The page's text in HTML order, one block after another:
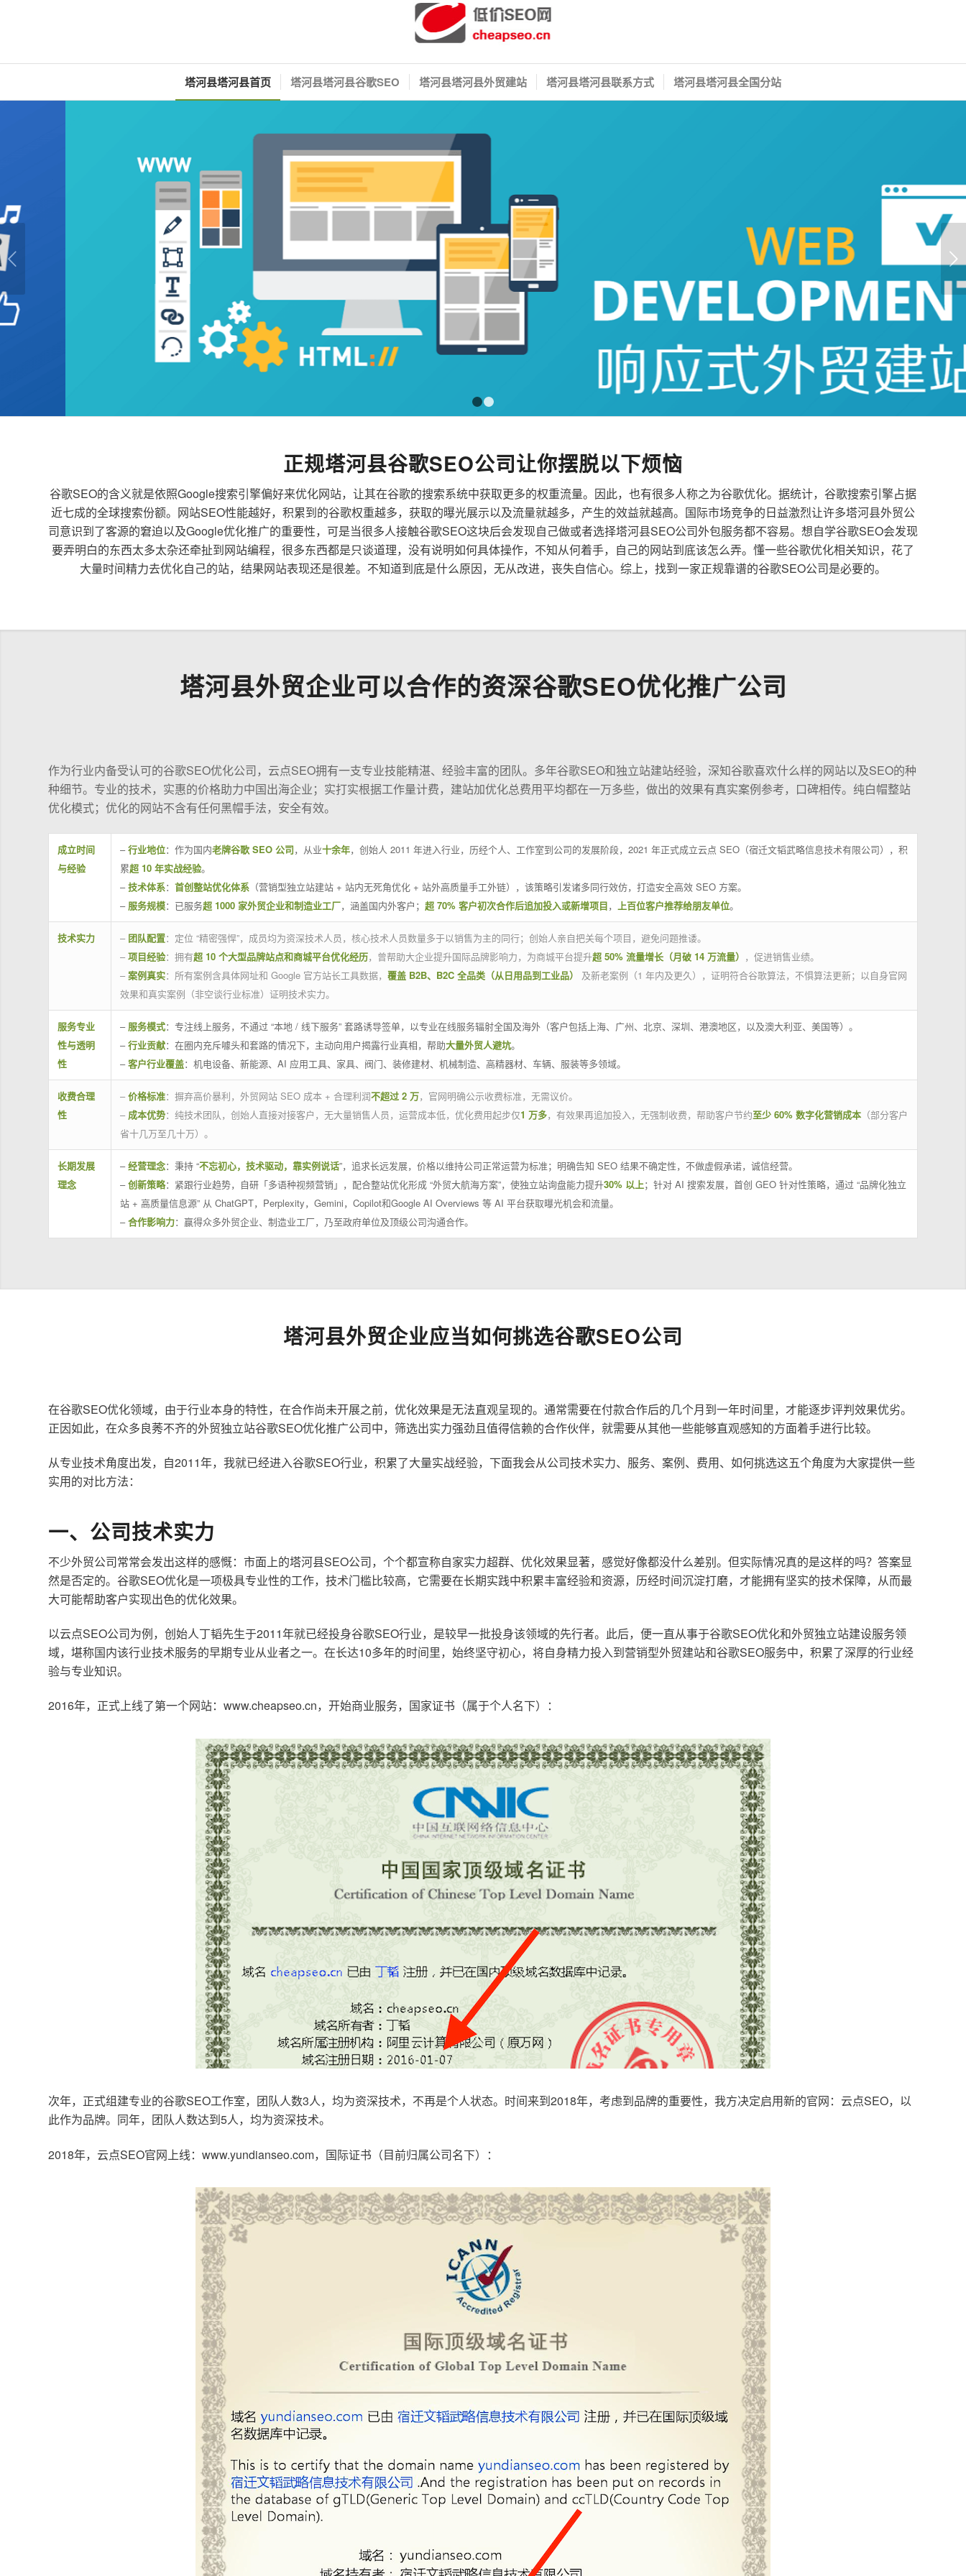
塔河县塔河县首页 塔河县塔河县谷歌SEO 塔河县塔河县外贸建站 塔河县塔河县联系方式 塔河县塔河县全国分站
下一页
正规塔河县谷歌SEO公司让你摆脱以下烦恼
谷歌SEO的含义就是依照Google搜索引擎偏好来优化网站，让其在谷歌的搜索系统中获取更多的权重流量。因此，也有很多人称之为谷歌优化。据统计，谷歌搜索引擎占据
近七成的全球搜索份额。网站SEO性能越好，积累到的谷歌权重越多，获取的曝光展示以及流量就越多，产生的效益就越高。国际市场竞争的日益激烈让许多塔河县外贸公
司意识到了客源的窘迫以及Google优化推广的重要性，可是当很多人接触谷歌SEO这块后会发现自己做或者选择塔河县SEO公司外包服务都不容易。想自学谷歌SEO会发现
要弄明白的东西太多太杂还牵扯到网站编程，很多东西都是只谈道理，没有说明如何具体操作，不知从何着手，自己的网站到底该怎么弄。懂一些谷歌优化相关知识，花了
大量时间精力去优化自己的站，结果网站表现还是很差。不知道到底是什么原因，无从改进，丧失自信心。综上，找到一家正规靠谱的谷歌SEO公司是必要的。
塔河县外贸企业可以合作的资深谷歌SEO优化推广公司
作为行业内备受认可的谷歌SEO优化公司，云点SEO拥有一支专业技能精湛、经验丰富的团队。多年谷歌SEO和独立站建站经验，深知谷歌喜欢什么样的网站以及SEO的种
种细节。专业的技术，实惠的价格助力中国出海企业；实打实根据工作量计费，建站加优化总费用平均都在一万多些，做出的效果有真实案例参考，口碑相传。纯白帽整站
优化模式；优化的网站不含有任何黑帽手法，安全有效。
成立时间
与经验
–行业地位：作为国内老牌谷歌 SEO 公司，从业十余年，创始人 2011 年进入行业，历经个人、工作室到公司的发展阶段，2021 年正式成立云点 SEO（宿迁文韬武略信息技术有限公司），积
累超 10 年实战经验。
–技术体系： 首创整站优化体系 （营销型独立站建站 + 站内无死角优化 + 站外高质量手工外链），该策略引发诸多同行效仿，打造安全高效 SEO 方案。
– 服务规模：已服务超 1000 家外贸企业和制造业工厂，涵盖国内外客户； 超 70% 客户初次合作后追加投入或新增项目， 上百位客户推荐给朋友单位。
技术实力 – 团队配置：定位 “精密强悍”，成员均为资深技术人员，核心技术人员数量多于以销售为主的同行；创始人亲自把关每个项目，避免问题推诿。
– 项目经验：拥有超 10 个大型品牌站点和商城平台优化经历，曾帮助大企业提升国际品牌影响力，为商城平台提升超 50% 流量增长（月破 14 万流量） ，促进销售业绩。
– 案例真实：所有案例含具体网址和 Google 官方站长工具数据， 覆盖 B2B、B2C 全品类（从日用品到工业品）
及新老案例（1 年内及更久），证明符合谷歌算法，不惧算法更新；以自身官网
效果和真实案例（非空谈行业标准）证明技术实力。
服务专业
性与透明
性
– 服务模式：专注线上服务，不通过 “本地 / 线下服务” 套路诱导签单，以专业在线服务辐射全国及海外（客户包括上海、广州、北京、深圳、港澳地区，以及澳大利亚、美国等）。
–行业贡献：在圈内充斥噱头和套路的情况下，主动向用户揭露行业真相，帮助大量外贸人避坑。
–客户行业覆盖：机电设备、新能源、AI 应用工具、家具、阀门、装修建材、机械制造、高精器材、车辆、服装等多领域。
收费合理
性
– 价格标准：摒弃高价暴利，外贸网站 SEO 成本 + 合理利润不超过 2 万，官网明确公示收费标准，无需议价。
– 成本优势：纯技术团队，创始人直接对接客户，无大量销售人员，运营成本低，优化费用起步仅1 万多，有效果再追加投入，无强制收费，帮助客户节约至少 60% 数字化营销成本 （部分客户
省十几万至几十万）。
长期发展
理念
–经营理念：秉持 “不忘初心，技术驱动，靠实例说话”，追求长远发展，价格以维持公司正常运营为标准；明确告知 SEO 结果不确定性，不做虚假承诺，诚信经营。
–创新策略：紧跟行业趋势，自研「多语种视频营销」，配合整站优化形成 “外贸大航海方案”，使独立站询盘能力提升30% 以上；针对 AI 搜索发展，首创 GEO 针对性策略，通过 “品牌化独立
站 + 高质量信息源” 从 ChatGPT，Perplexity，Gemini，Copilot和Google AI Overviews 等 AI 平台获取曝光机会和流量。
–合作影响力：赢得众多外贸企业、制造业工厂，乃至政府单位及顶级公司沟通合作。
塔河县外贸企业应当如何挑选谷歌SEO公司
在谷歌SEO优化领域，由于行业本身的特性，在合作尚未开展之前，优化效果是无法直观呈现的。通常需要在付款合作后的几个月到一年时间里，才能逐步评判效果优劣。
正因如此，在众多良莠不齐的外贸独立站谷歌SEO优化推广公司中，筛选出实力强劲且值得信赖的合作伙伴，就需要从其他一些能够直观感知的方面着手进行比较。
从专业技术角度出发，自2011年，我就已经进入谷歌SEO行业，积累了大量实战经验，下面我会从公司技术实力、服务、案例、费用、如何挑选这五个角度为大家提供一些
实用的对比方法：
一、公司技术实力
不少外贸公司常常会发出这样的感慨：市面上的塔河县SEO公司，个个都宣称自家实力超群、优化效果显著，感觉好像都没什么差别。但实际情况真的是这样的吗？答案显
然是否定的。谷歌SEO优化是一项极具专业性的工作，技术门槛比较高，它需要在长期实践中积累丰富经验和资源，历经时间沉淀打磨，才能拥有坚实的技术保障，从而最
大可能帮助客户实现出色的优化效果。
以云点SEO公司为例，创始人丁韬先生于2011年就已经投身谷歌SEO行业，是较早一批投身该领域的先行者。此后，便一直从事于谷歌SEO优化和外贸独立站建设服务领
域，堪称国内该行业技术服务的早期专业从业者之一。在长达10多年的时间里，始终坚守初心，将自身精力投入到营销型外贸建站和谷歌SEO服务中，积累了深厚的行业经
验与专业知识。
2016年，正式上线了第一个网站：www.cheapseo.cn，开始商业服务，国家证书（属于个人名下）：
次年，正式组建专业的谷歌SEO工作室，团队人数3人，均为资深技术，不再是个人状态。时间来到2018年，考虑到品牌的重要性，我方决定启用新的官网：云点SEO，以
此作为品牌。同年，团队人数达到5人，均为资深技术。
2018年，云点SEO官网上线：www.yundianseo.com，国际证书（目前归属公司名下）：